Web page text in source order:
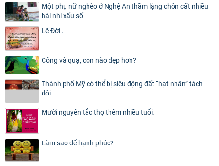
Một phụ nữ nghèo ở Nghệ An thầm lặng chôn cất nhiều
hài nhi xấu số
Lẽ Đời .
Công và quạ, con nào đẹp hơn?
Thành phố Mỹ có thể bị siêu động đất “hạt nhân” tách
đôi.
Mười nguyên tắc thọ thêm nhiều tuổi.
Làm sao để hạnh phúc?